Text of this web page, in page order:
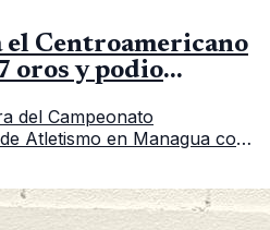
Centroamericano
oros y podio
del Campeonato
Atletismo en Managua con